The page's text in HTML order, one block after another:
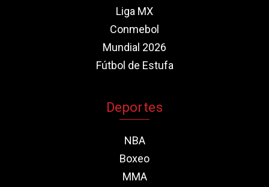
Liga MX
Conmebol
Mundial 2026
Fútbol de Estufa
Deportes
NBA
Boxeo
MMA